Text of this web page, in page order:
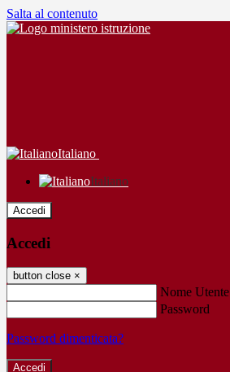
Salta al contenuto
Italiano
Italiano
Accedi
Accedi
button close ×
Nome Utente
Password
Password dimenticata?